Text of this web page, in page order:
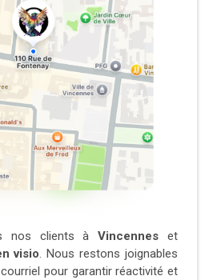
nos clients àVincennes et
visio. Nous restons joignables
pour garantir réactivité et